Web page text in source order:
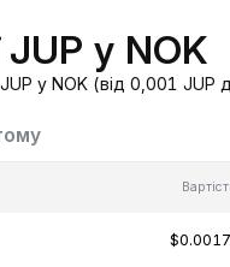
JUP у NOK
у NOK (від 0,001